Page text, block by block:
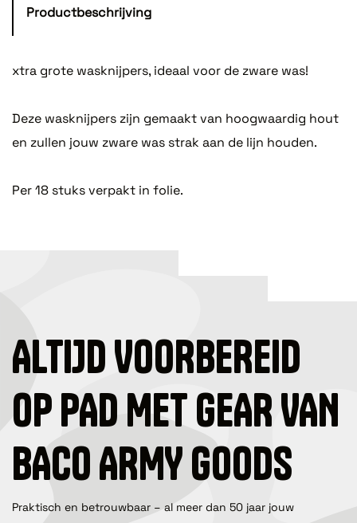
Productbeschrijving
xtra grote wasknijpers, ideaal voor de zware was!
Deze wasknijpers zijn gemaakt van hoogwaardig hout
en zullen jouw zware was strak aan de lijn houden.
Per 18 stuks verpakt in folie.
ALTIJD VOORBEREID
OP PAD MET GEAR VAN
BACO ARMY GOODS
Praktisch en betrouwbaar – al meer dan 50 jaar jouw